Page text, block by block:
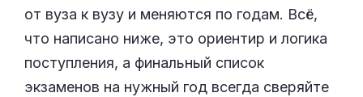
от вуза к вузу и меняются по годам. Всё,
что написано ниже, это ориентир и логика
поступления, а финальный список
экзаменов на нужный год всегда сверяйте